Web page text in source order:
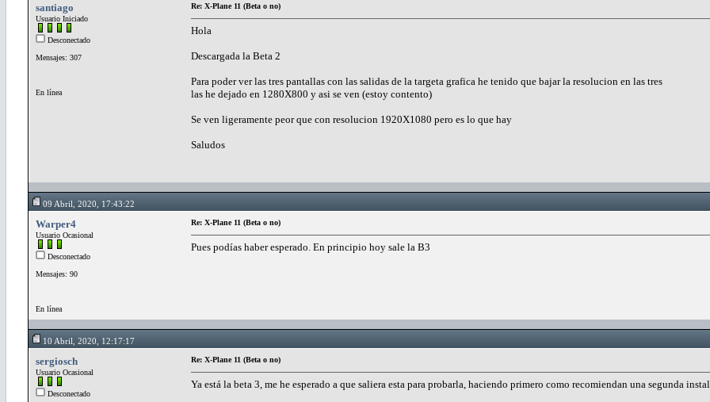
santiago
Usuario Iniciado
Desconectado
Mensajes: 307
En línea
Re: X-Plane 11 (Beta o no)
Hola
Descargada la Beta 2
Para poder ver las tres pantallas con las salidas de la targeta grafica he tenido que bajar la resolucion en las tres
las he dejado en 1280X800 y asi se ven (estoy contento)
Se ven ligeramente peor que con resolucion 1920X1080 pero es lo que hay
Saludos
09 Abril, 2020, 17:43:22
Warper4
Usuario Ocasional
Desconectado
Mensajes: 90
En línea
Re: X-Plane 11 (Beta o no)
Pues podías haber esperado. En principio hoy sale la B3
10 Abril, 2020, 12:17:17
sergiosch
Usuario Ocasional
Desconectado
Re: X-Plane 11 (Beta o no)
Ya está la beta 3, me he esperado a que saliera esta para probarla, haciendo primero como recomiendan una segunda